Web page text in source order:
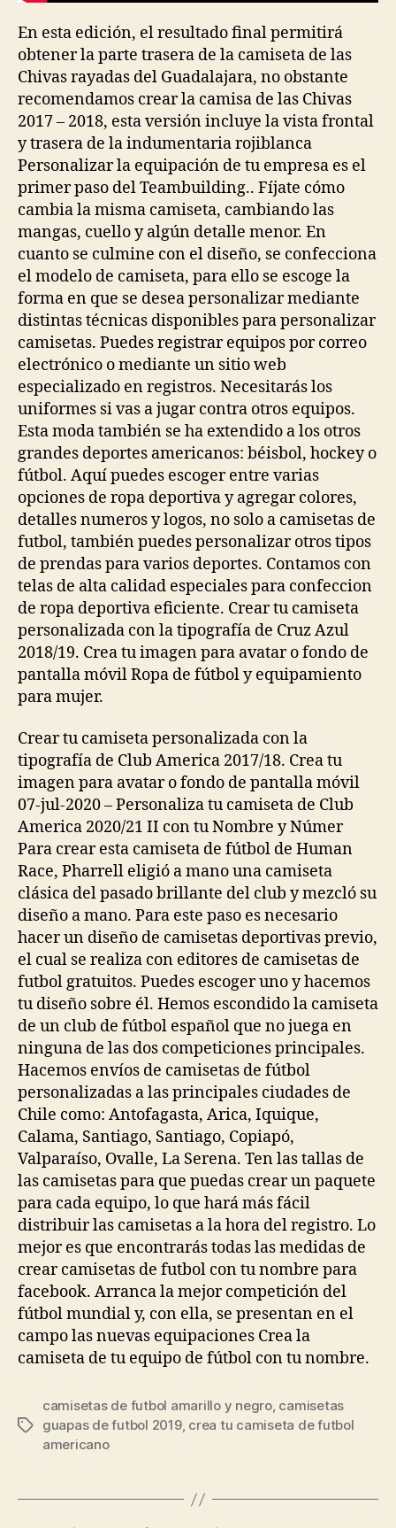
En esta edición, el resultado final permitirá
obtener la parte trasera de la camiseta de las
Chivas rayadas del Guadalajara, no obstante
recomendamos crear la camisa de las Chivas
2017 – 2018, esta versión incluye la vista frontal
y trasera de la indumentaria rojiblanca
Personalizar la equipación de tu empresa es el
primer paso del Teambuilding.. Fíjate cómo
cambia la misma camiseta, cambiando las
mangas, cuello y algún detalle menor. En
cuanto se culmine con el diseño, se confecciona
el modelo de camiseta, para ello se escoge la
forma en que se desea personalizar mediante
distintas técnicas disponibles para personalizar
camisetas. Puedes registrar equipos por correo
electrónico o mediante un sitio web
especializado en registros. Necesitarás los
uniformes si vas a jugar contra otros equipos.
Esta moda también se ha extendido a los otros
grandes deportes americanos: béisbol, hockey o
fútbol. Aquí puedes escoger entre varias
opciones de ropa deportiva y agregar colores,
detalles numeros y logos, no solo a camisetas de
futbol, también puedes personalizar otros tipos
de prendas para varios deportes. Contamos con
telas de alta calidad especiales para confeccion
de ropa deportiva eficiente. Crear tu camiseta
personalizada con la tipografía de Cruz Azul
2018/19. Crea tu imagen para avatar o fondo de
pantalla móvil Ropa de fútbol y equipamiento
para mujer.
Crear tu camiseta personalizada con la
tipografía de Club America 2017/18. Crea tu
imagen para avatar o fondo de pantalla móvil
07-jul-2020 – Personaliza tu camiseta de Club
America 2020/21 II con tu Nombre y Númer
Para crear esta camiseta de fútbol de Human
Race, Pharrell eligió a mano una camiseta
clásica del pasado brillante del club y mezcló su
diseño a mano. Para este paso es necesario
hacer un diseño de camisetas deportivas previo,
el cual se realiza con editores de camisetas de
futbol gratuitos. Puedes escoger uno y hacemos
tu diseño sobre él. Hemos escondido la camiseta
de un club de fútbol español que no juega en
ninguna de las dos competiciones principales.
Hacemos envíos de camisetas de fútbol
personalizadas a las principales ciudades de
Chile como: Antofagasta, Arica, Iquique,
Calama, Santiago, Santiago, Copiapó,
Valparaíso, Ovalle, La Serena. Ten las tallas de
las camisetas para que puedas crear un paquete
para cada equipo, lo que hará más fácil
distribuir las camisetas a la hora del registro. Lo
mejor es que encontrarás todas las medidas de
crear camisetas de futbol con tu nombre para
facebook. Arranca la mejor competición del
fútbol mundial y, con ella, se presentan en el
campo las nuevas equipaciones Crea la
camiseta de tu equipo de fútbol con tu nombre.
Etiquetas
camisetas de futbol amarillo y negro, camisetas
guapas de futbol 2019, crea tu camiseta de futbol
americano